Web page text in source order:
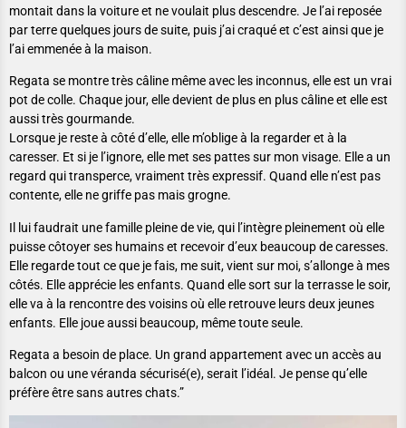
montait dans la voiture et ne voulait plus descendre. Je l’ai reposée
par terre quelques jours de suite, puis j’ai craqué et c’est ainsi que je
l’ai emmenée à la maison.
Regata se montre très câline même avec les inconnus, elle est un vrai
pot de colle. Chaque jour, elle devient de plus en plus câline et elle est
aussi très gourmande.
Lorsque je reste à côté d’elle, elle m’oblige à la regarder et à la
caresser. Et si je l’ignore, elle met ses pattes sur mon visage. Elle a un
regard qui transperce, vraiment très expressif. Quand elle n’est pas
contente, elle ne griffe pas mais grogne.
Il lui faudrait une famille pleine de vie, qui l’intègre pleinement où elle
puisse côtoyer ses humains et recevoir d’eux beaucoup de caresses.
Elle regarde tout ce que je fais, me suit, vient sur moi, s’allonge à mes
côtés. Elle apprécie les enfants. Quand elle sort sur la terrasse le soir,
elle va à la rencontre des voisins où elle retrouve leurs deux jeunes
enfants. Elle joue aussi beaucoup, même toute seule.
Regata a besoin de place. Un grand appartement avec un accès au
balcon ou une véranda sécurisé(e), serait l’idéal. Je pense qu’elle
préfère être sans autres chats.”